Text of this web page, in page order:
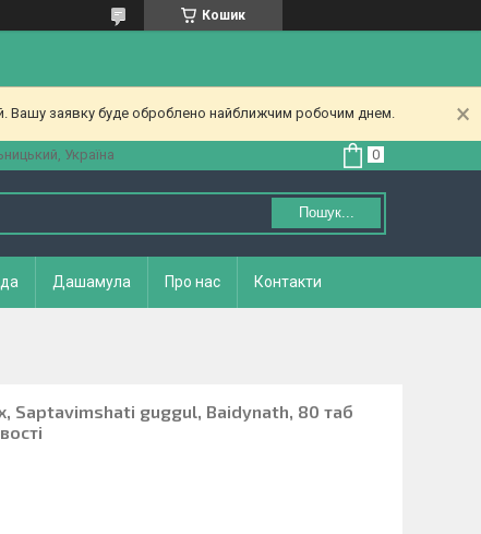
Кошик
Вашу заявку буде оброблено найближчим робочим днем.
Україна
Пошук...
Дашамула Про нас Контакти
Saptavimshati guggul, Baidynath, 80 таб